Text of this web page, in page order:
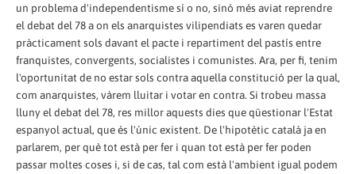
un problema d'independentisme sí o no, sinó més aviat reprendre
el debat del 78 a on els anarquistes vilipendiats es varen quedar
pràcticament sols davant el pacte i repartiment del pastís entre
franquistes, convergents, socialistes i comunistes. Ara, per fi, tenim
l'oportunitat de no estar sols contra aquella constitució per la qual,
com anarquistes, vàrem lluitar i votar en contra. Si trobeu massa
lluny el debat del 78, res millor aquests dies que qüestionar l'Estat
espanyol actual, que és l'únic existent. De l'hipotètic català ja en
parlarem, per què tot està per fer i quan tot està per fer poden
passar moltes coses i, si de cas, tal com està l'ambient igual podem